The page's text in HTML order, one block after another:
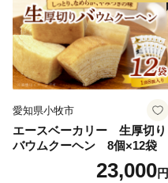
愛知県小牧市
エースベーカリー 生厚切り
バウムクーヘン 8個×12袋
23,000円